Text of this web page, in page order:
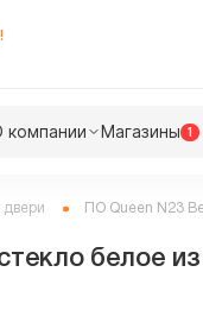
компании Магазины 1
ПО Queen N23
белое